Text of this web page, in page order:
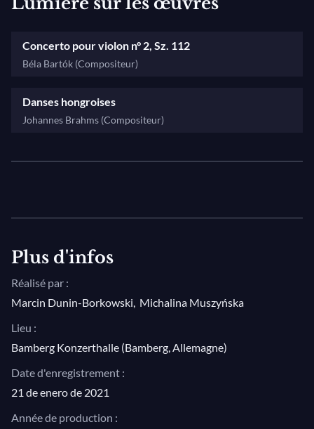
Concerto pour violon n° 2, Sz. 112
Béla Bartók (Compositeur)
Danses hongroises
Johannes Brahms (Compositeur)
Plus d'infos
Réalisé par :
Marcin Dunin-Borkowski, Michalina Muszyńska
Lieu :
Bamberg Konzerthalle (Bamberg, Allemagne)
Date d'enregistrement :
21 de enero de 2021
Année de production :